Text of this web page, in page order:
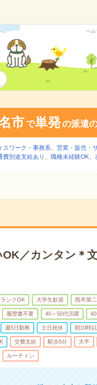
ヘル
市 で単発の派遣
スワーク・事務系、 営業・販売・
費別途支給あり 、 職種未経験OK、
／カンタン＊
ランクOK 大学生歓迎 既卒第
履歴書不要 40～50代活躍
週5日勤務 土日祝休 朝10時
交費支給 駅歩5分 大手
ルーティン